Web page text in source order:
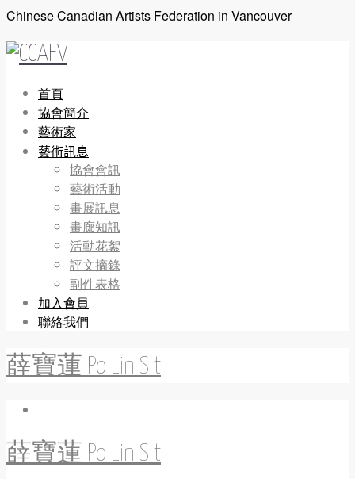
Chinese Canadian Artists Federation in Vancouver
首頁
協會簡介
藝術家
藝術訊息
協會會訊
藝術活動
畫展訊息
畫廊知訊
活動花絮
評文摘錄
副件表格
加入會員
聯絡我們
薛寶蓮 Po Lin Sit
薛寶蓮 Po Lin Sit